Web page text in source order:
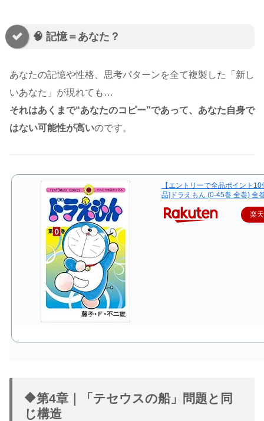
🧠 記憶＝あなた？
あなたの記憶や性格、思考パターンを全て複製した「新し
いあなた」が現れても…
それはあくまで“あなたのコピー”であって、あなた自身で
はない可能性が高いのです。
【エントリーで全品ポイント
品]ドラえもん (0-45巻 全巻) 全
楽
🔶第4章｜「テセウスの船」問題と同
じ構造